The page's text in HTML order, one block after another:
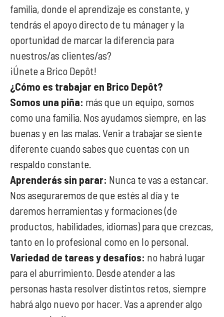
familia, donde el aprendizaje es constante, y
tendrás el apoyo directo de tu mánager y la
oportunidad de marcar la diferencia para
nuestros/as clientes/as?
¡Únete a Brico Depôt!
¿Cómo es trabajar en Brico Depôt?
Somos una piña: más que un equipo, somos
como una familia. Nos ayudamos siempre, en las
buenas y en las malas. Venir a trabajar se siente
diferente cuando sabes que cuentas con un
respaldo constante.
Aprenderás sin parar: Nunca te vas a estancar.
Nos aseguraremos de que estés al día y te
daremos herramientas y formaciones (de
productos, habilidades, idiomas) para que crezcas,
tanto en lo profesional como en lo personal.
Variedad de tareas y desafíos: no habrá lugar
para el aburrimiento. Desde atender a las
personas hasta resolver distintos retos, siempre
habrá algo nuevo por hacer. Vas a aprender algo